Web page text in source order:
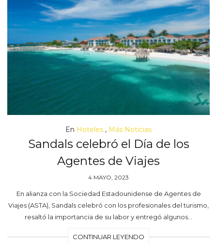
En Hoteles , Más Noticias
Sandals celebró el Día de los
Agentes de Viajes
4 MAYO, 2023
En alianza con la Sociedad Estadounidense de Agentes de
Viajes (ASTA), Sandals celebró con los profesionales del turismo,
resaltó la importancia de su labor y entregó algunos…
CONTINUAR LEYENDO